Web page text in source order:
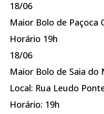
18/06
Maior Bolo de Paçoca
Horário 19h
18/06
Maior Bolo de Saia do
Local: Rua Leudo
Horário: 19h